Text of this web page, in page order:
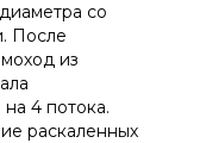
со
После
из
4 потока.
раскаленных